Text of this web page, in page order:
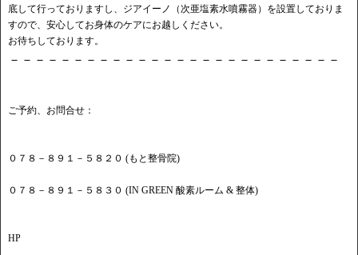
底して行っておりますし、ジアイーノ（次亜塩素水噴霧器）を設置しておりま
すので、安心してお身体のケアにお越しください。
お待ちしております。
－－－－－－－－－－－－－－－－－－－－－－－－－－
ご予約、お問合せ：
０７８－８９１－５８２０ (もと整骨院)
０７８－８９１－５８３０ (IN GREEN 酸素ルーム & 整体)
HP